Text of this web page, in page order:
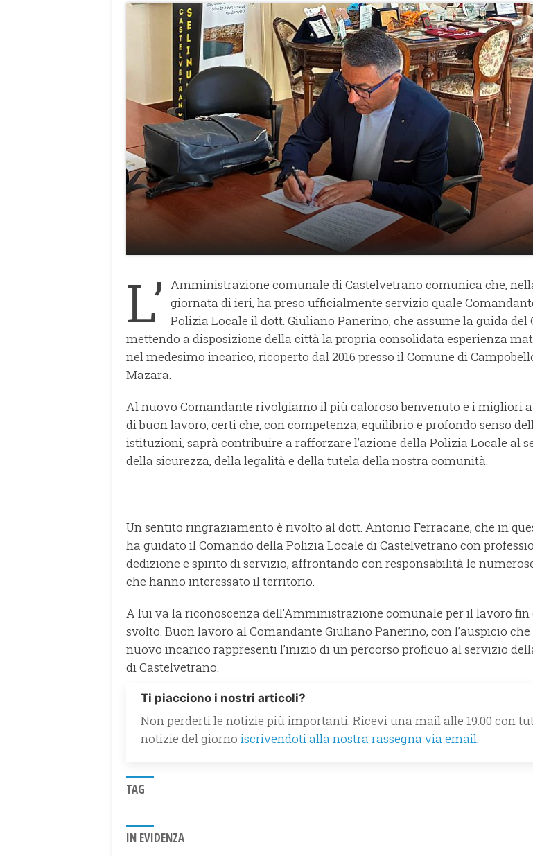
L’ Amministrazione comunale di Castelvetrano comunica che,
giornata di ieri, ha preso ufficialmente servizio quale
Polizia Locale il dott. Giuliano Panerino, che assume la guida del
mettendo a disposizione della città la propria consolidata esperienza
nel medesimo incarico, ricoperto dal 2016 presso il Comune di
Mazara.
Al nuovo Comandante rivolgiamo il più caloroso benvenuto e i migliori
di buon lavoro, certi che, con competenza, equilibrio e profondo senso
istituzioni, saprà contribuire a rafforzare l’azione della Polizia Locale al
della sicurezza, della legalità e della tutela della nostra comunità.
Un sentito ringraziamento è rivolto al dott. Antonio Ferracane, che in
ha guidato il Comando della Polizia Locale di Castelvetrano con
dedizione e spirito di servizio, affrontando con responsabilità le
che hanno interessato il territorio.
A lui va la riconoscenza dell’Amministrazione comunale per il lavoro fin
svolto. Buon lavoro al Comandante Giuliano Panerino, con l’auspicio che
nuovo incarico rappresenti l’inizio di un percorso proficuo al servizio
di Castelvetrano.
Ti piacciono i nostri articoli?
Non perderti le notizie più importanti. Ricevi una mail alle 19.00 con
notizie del giorno iscrivendoti alla nostra rassegna via email.
TAG
IN EVIDENZA